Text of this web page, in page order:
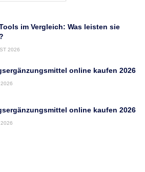
im Vergleich: Was leisten sie
2026
online kaufen 2026
online kaufen 2026